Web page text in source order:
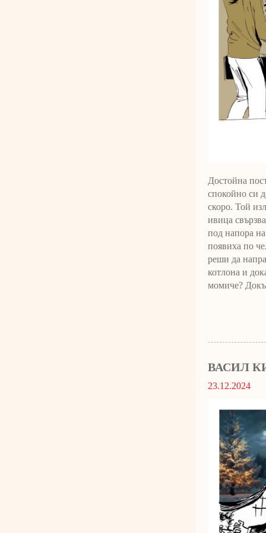
Достойна
спокойно си
скоро. Той
ивица
под напора
появиха по
реши да
котлона и
момиче?
ВАСИЛ
23.12.2024